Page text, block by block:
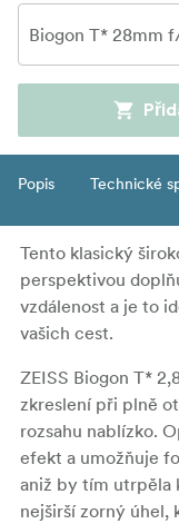
Popis Technické
Tento klasický
perspektivou
vzdálenost a je to
vašich cest.
ZEISS Biogon T*
zkreslení při plně
rozsahu nablízko.
efekt a umožňuje
aniž by tím utrpěla
nejširší zorný úhel,